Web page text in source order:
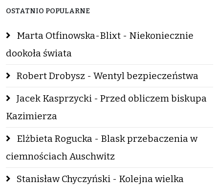
OSTATNIO POPULARNE
Marta Otfinowska-Blixt - Niekoniecznie
dookoła świata
Robert Drobysz - Wentyl bezpieczeństwa
Jacek Kasprzycki - Przed obliczem biskupa
Kazimierza
Elżbieta Rogucka - Blask przebaczenia w
ciemnościach Auschwitz
Stanisław Chyczyński - Kolejna wielka